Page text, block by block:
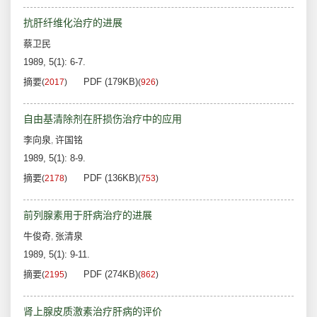
抗肝纤维化治疗的进展
蔡卫民
1989, 5(1): 6-7.
摘要(2017) PDF (179KB)(926)
自由基清除剂在肝损伤治疗中的应用
李向泉, 许国铭
1989, 5(1): 8-9.
摘要(2178) PDF (136KB)(753)
前列腺素用于肝病治疗的进展
牛俊奇, 张清泉
1989, 5(1): 9-11.
摘要(2195) PDF (274KB)(862)
肾上腺皮质激素治疗肝病的评价